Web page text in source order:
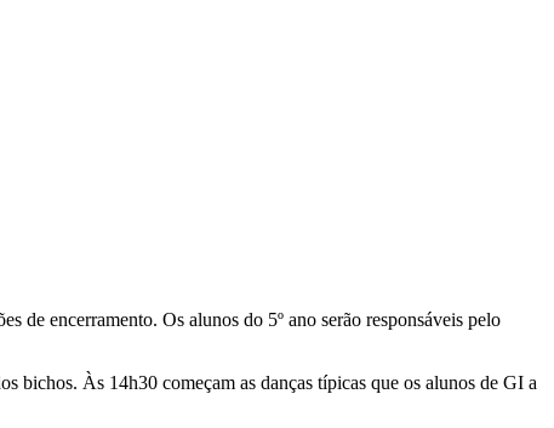
de encerramento. Os alunos do 5º ano serão responsáveis pelo
bichos. Às 14h30 começam as danças típicas que os alunos de GI a